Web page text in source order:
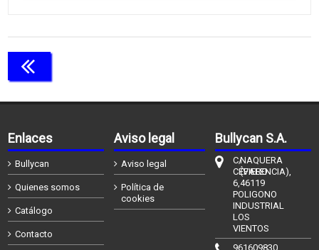
Enlaces
Bullycan
Quienes somos
Catálogo
Contacto
Aviso legal
Aviso legal
Política de
cookies
Bullycan S.A.
C/
CÉFIERO
6,
POLIGONO
INDUSTRIAL
LOS
VIENTOS
NAQUERA
(VALENCIA),
46119
961609830